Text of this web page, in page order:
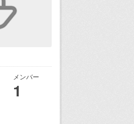
メンバー
1